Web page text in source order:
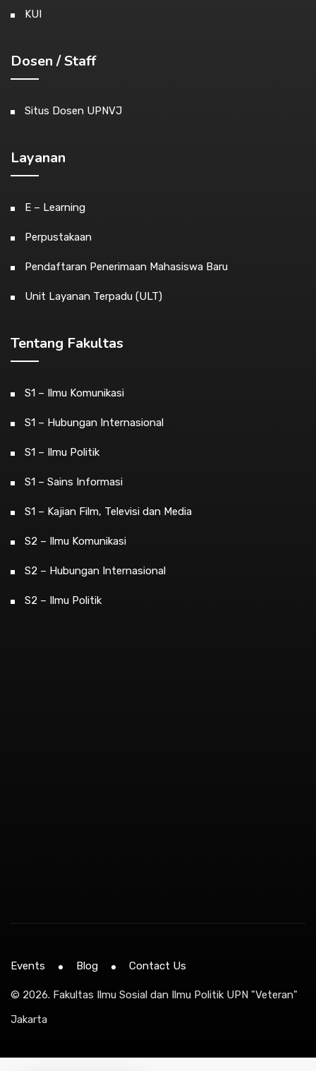
KUI
Dosen / Staff
Situs Dosen UPNVJ
Layanan
E – Learning
Perpustakaan
Pendaftaran Penerimaan Mahasiswa Baru
Unit Layanan Terpadu (ULT)
Tentang Fakultas
S1 – Ilmu Komunikasi
S1 – Hubungan Internasional
S1 – Ilmu Politik
S1 – Sains Informasi
S1 – Kajian Film, Televisi dan Media
S2 – Ilmu Komunikasi
S2 – Hubungan Internasional
S2 – Ilmu Politik
© 2026. Fakultas Ilmu Sosial dan Ilmu Politik UPN "Veteran"
Jakarta
Events Blog Contact Us